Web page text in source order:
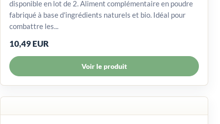
disponible en lot de 2. Aliment complémentaire en poudre
fabriqué à base d'ingrédients naturels et bio. Idéal pour
combattre les...
10,49 EUR
Voir le produit